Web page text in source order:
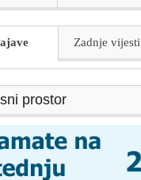
Zadnje vijesti
prostor